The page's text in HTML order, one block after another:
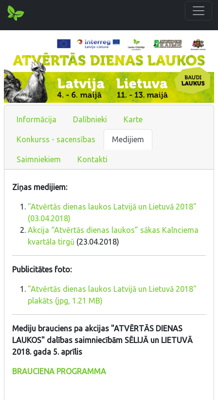
Informācija Dalībnieki Karte
Konkurss - sacensības Medijiem
Saimniekiem Kontakti
Ziņas medijiem:
"Atvērtās dienas laukos Latvijā un Lietuvā 2018"
(03.04.2018)
Akcija “Atvērtās dienas laukos” sākas Kalnciema
kvartāla tirgū (23.04.2018)
Publicitātes foto:
"Atvērtās dienas laukos Latvijā un Lietuvā 2018"
plakāts (jpg, 1.21 MB)
Mediju brauciens pa akcijas "ATVĒRTĀS DIENAS
LAUKOS" dalības saimniecībām SĒLIJĀ un LIETUVĀ
2018. gada 5. aprīlis
BRAUCIENA PROGRAMMA